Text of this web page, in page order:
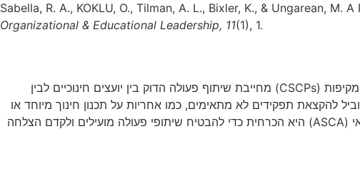
Sabella, R. A., KOKLU, O., Tilman, A. L., Bixler, K., & Ungarean,
Organizational & Educational Leadership, 11(1), 1.
המאמר בוחן את מידת הידע של מנהיגים חינוכיים אודות תחום הייעוץ החינוכי בבתי הספר. התפתחותם של תוכניות ייעוץ חינוכי מקיפות (CSCPs) מחייבת שיתוף פעולה הדוק בין יועצים חינוכיים לבין
להקצאת תפקידים לא מתאימים, כמו אחריות על תכנון חינוך מיוחד או
טיפול במשמעת. הדבר פוגע בתפקוד הייעוצי התקין. המאמר טוען כי הבנה עמוקה של המודל הלאומי של איגוד היועצים האמריקאי (ASCA) היא הכרחית כדי להבטיח שיתופי פעולה מועילים ולקדם הצלחה